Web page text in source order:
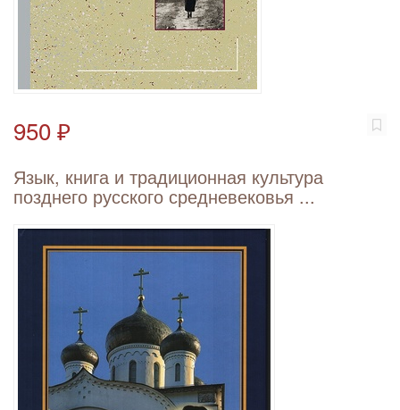
950 ₽
Язык, книга и традиционная культура
позднего русского средневековья ...